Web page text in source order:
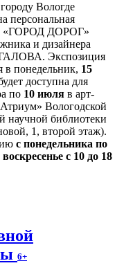
Вологде
персональная
«ГОРОД ДОРОГ»
и дизайнера
Экспозиция
в понедельник, 15
доступна для
по 10 июля в арт-
Вологодской
научной библиотеки
1, второй этаж).
с понедельника по
с 10 до 18
6+